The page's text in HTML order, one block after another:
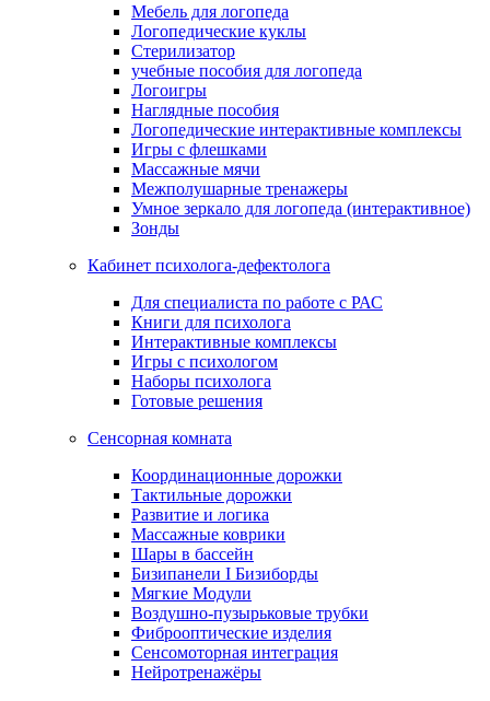
Мебель для логопеда
Логопедические куклы
Стерилизатор
учебные пособия для логопеда
Логоигры
Наглядные пособия
Логопедические интерактивные комплексы
Игры с флешками
Массажные мячи
Межполушарные тренажеры
Умное зеркало для логопеда (интерактивное)
Зонды
Кабинет психолога-дефектолога
Для специалиста по работе с РАС
Книги для психолога
Интерактивные комплексы
Игры с психологом
Наборы психолога
Готовые решения
Сенсорная комната
Координационные дорожки
Тактильные дорожки
Развитие и логика
Массажные коврики
Шары в бассейн
Бизипанели I Бизиборды
Мягкие Модули
Воздушно-пузырьковые трубки
Фиброоптические изделия
Сенсомоторная интеграция
Нейротренажёры